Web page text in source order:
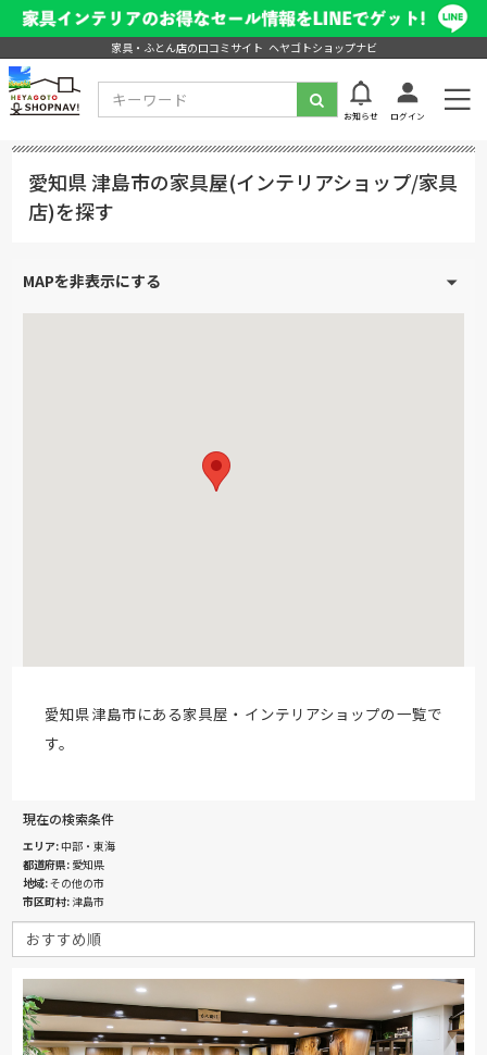
家具・ふとん店の口コミサイト ヘヤゴトショップナビ
お知らせ ログイン
愛知県 津島市の家具屋(インテリアショップ/家具
店)を探す
愛知県津島市にある家具屋・インテリアショップの一覧で
す。
現在の検索条件
エリア 中部・東海
都道府県 愛知県
地域 その他の市
市区町村 津島市